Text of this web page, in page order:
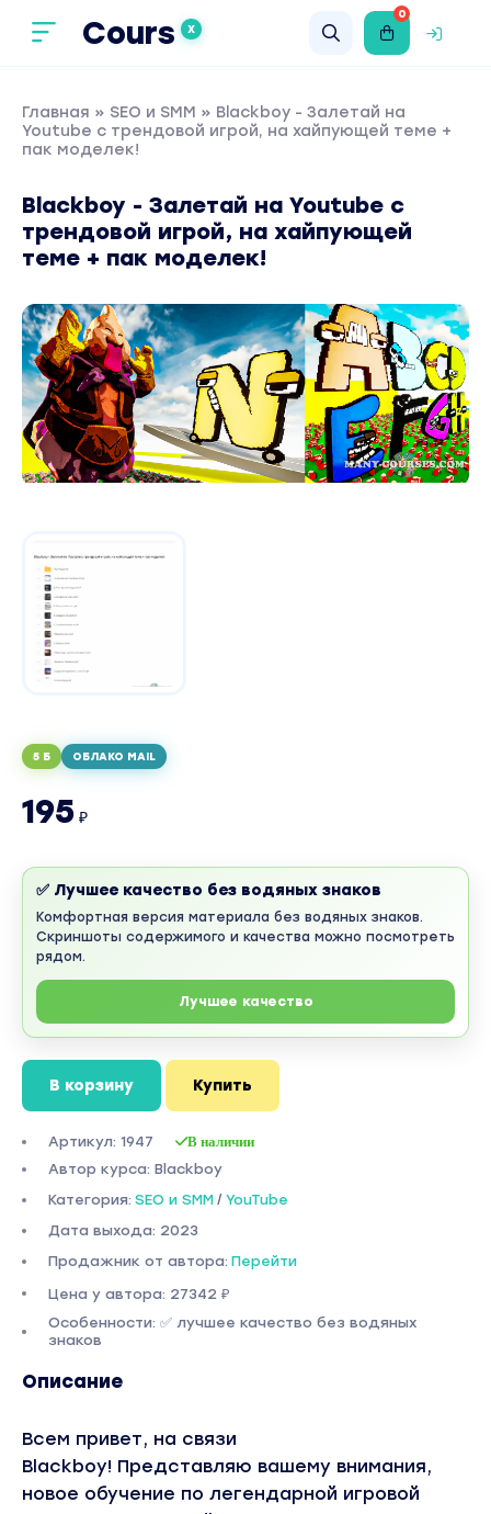
Cours X
0
Главная » SEO и SMM » Blackboy - Залетай на
Youtube с трендовой игрой, на хайпующей теме +
пак моделек!
Blackboy - Залетай на Youtube с
трендовой игрой, на хайпующей
теме + пак моделек!
5 Б ОБЛАКО MAIL
195 ₽
✅ Лучшее качество без водяных знаков
Комфортная версия материала без водяных знаков.
Скриншоты содержимого и качества можно посмотреть
рядом.
Лучшее качество
В корзину Купить
Артикул: 1947 В наличии
Автор курса: Blackboy
Категория: SEO и SMM / YouTube
Дата выхода: 2023
Продажник от автора: Перейти
Цена у автора: 27342 ₽
Особенности: ✅ лучшее качество без водяных
знаков
Описание
Всем привет, на связи
Blackboy! Представляю вашему внимания,
новое обучение по легендарной игровой